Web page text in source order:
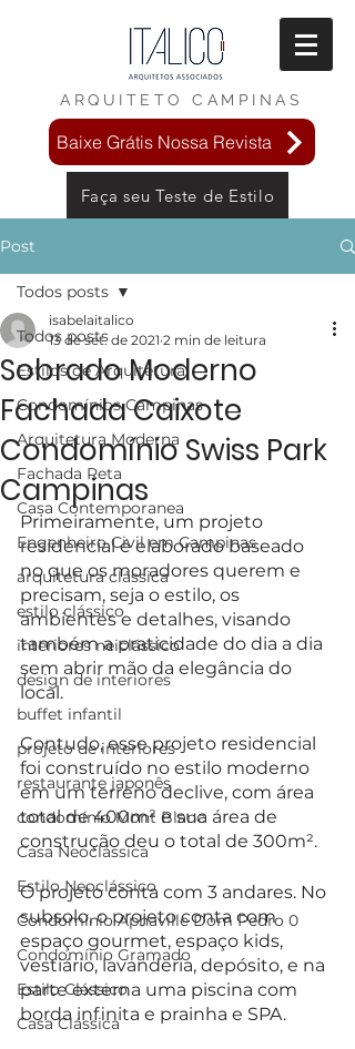
ARQUITETO CAMPINAS
Baixe Grátis Nossa Revista
Faça seu Teste de Estilo
Post
Todos posts
Estilos de Arquitetura
Condomínios Campinas
Arquitetura Moderna
Fachada Reta
Casa Contemporanea
Engenheiro Civil em Campinas
arquitetura clássica
estilo clássico
interiores neiclássico
design de interiores
buffet infantil
projeto de interiores
restaurante japonês
condomínio Mont Blanc
Casa Neoclássica
Estilo Neoclássico
Condomínio Aphaville Dom Pedro 0
Condomínio Gramado
Estilo Clássico
Casa Clássica
Todos posts
Sobrado Moderno
Fachada Caixote
Condomínio Swiss Park
Campinas
isabelaitalico
13 de set. de 2021 2 min de leitura
Primeiramente, um projeto
residencial é elaborado baseado
no que os moradores querem e
precisam, seja o estilo, os
ambientes e detalhes, visando
também a praticidade do dia a dia
sem abrir mão da elegância do
local.
Contudo, esse projeto residencial
foi construído no estilo moderno
em um terreno declive, com área
total de 400m² e sua área de
construção deu o total de 300m².
O projeto conta com 3 andares. No
subsolo, o projeto conta com
espaço gourmet, espaço kids,
vestiário, lavanderia, depósito, e na
parte externa uma piscina com
borda infinita e prainha e SPA.